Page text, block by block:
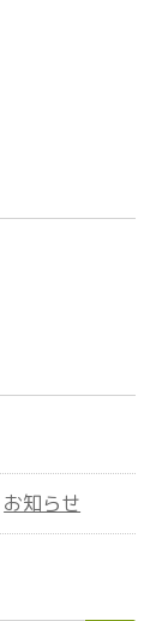
お知らせ